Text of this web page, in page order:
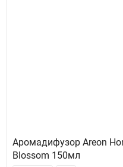
Аромадифузор Areon
Blossom 150мл